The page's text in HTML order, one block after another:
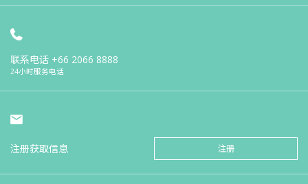
联系电话 +66 2066 8888
24小时服务电话
注册获取信息 注册